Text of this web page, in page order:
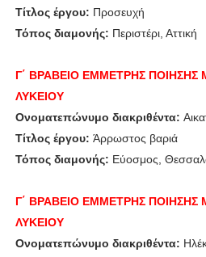
Τίτλος έργου: Προσευχή
Τόπος διαμονής: Περιστέρι, Αττική
Γ΄ ΒΡΑΒΕΙΟ ΕΜΜΕΤΡΗΣ ΠΟΙΗΣΗΣ
ΛΥΚΕΙΟΥ
Ονοματεπώνυμο διακριθέντα:
Τίτλος έργου: Άρρωστος βαριά
Τόπος διαμονής: Εύοσμος,
Γ΄ ΒΡΑΒΕΙΟ ΕΜΜΕΤΡΗΣ ΠΟΙΗΣΗΣ
ΛΥΚΕΙΟΥ
Ονοματεπώνυμο διακριθέντα: